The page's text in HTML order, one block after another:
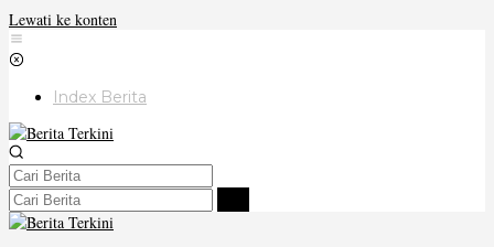
Lewati ke konten
Index Berita